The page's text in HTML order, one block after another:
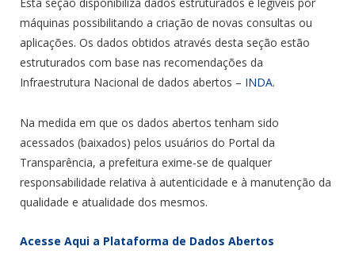
máquinas possibilitando a criação de novas consultas ou
aplicações. Os dados obtidos através desta seção estão
estruturados com base nas recomendações da
Infraestrutura Nacional de dados abertos – INDA.
Na medida em que os dados abertos tenham sido
acessados (baixados) pelos usuários do Portal da
Transparência, a prefeitura exime-se de qualquer
responsabilidade relativa à autenticidade e à manutenção da
qualidade e atualidade dos mesmos.
Acesse Aqui a Plataforma de Dados Abertos